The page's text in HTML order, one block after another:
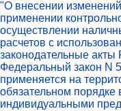
"О внесении
применении
осуществлении
расчетов с
законодательные
Федеральный закон N
применяется на
обязательном порядке
индивидуальными